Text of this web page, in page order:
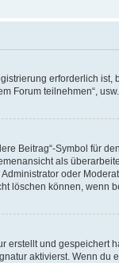
erforderlich ist,
Forum teilnehmen“, usw.
Beitrag“-Symbol für
als
oder
löschen können, wenn
und gespeichert
aktivierst. Wenn du